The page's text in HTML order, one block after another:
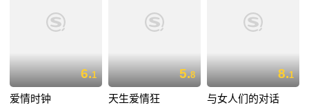
6.1
爱情时钟
5.8
天生爱情狂
8.1
与女人们的对话